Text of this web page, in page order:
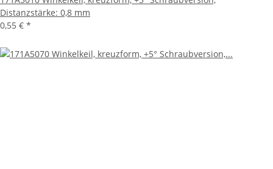
Distanzstärke: 0,8 mm
0,55 € *